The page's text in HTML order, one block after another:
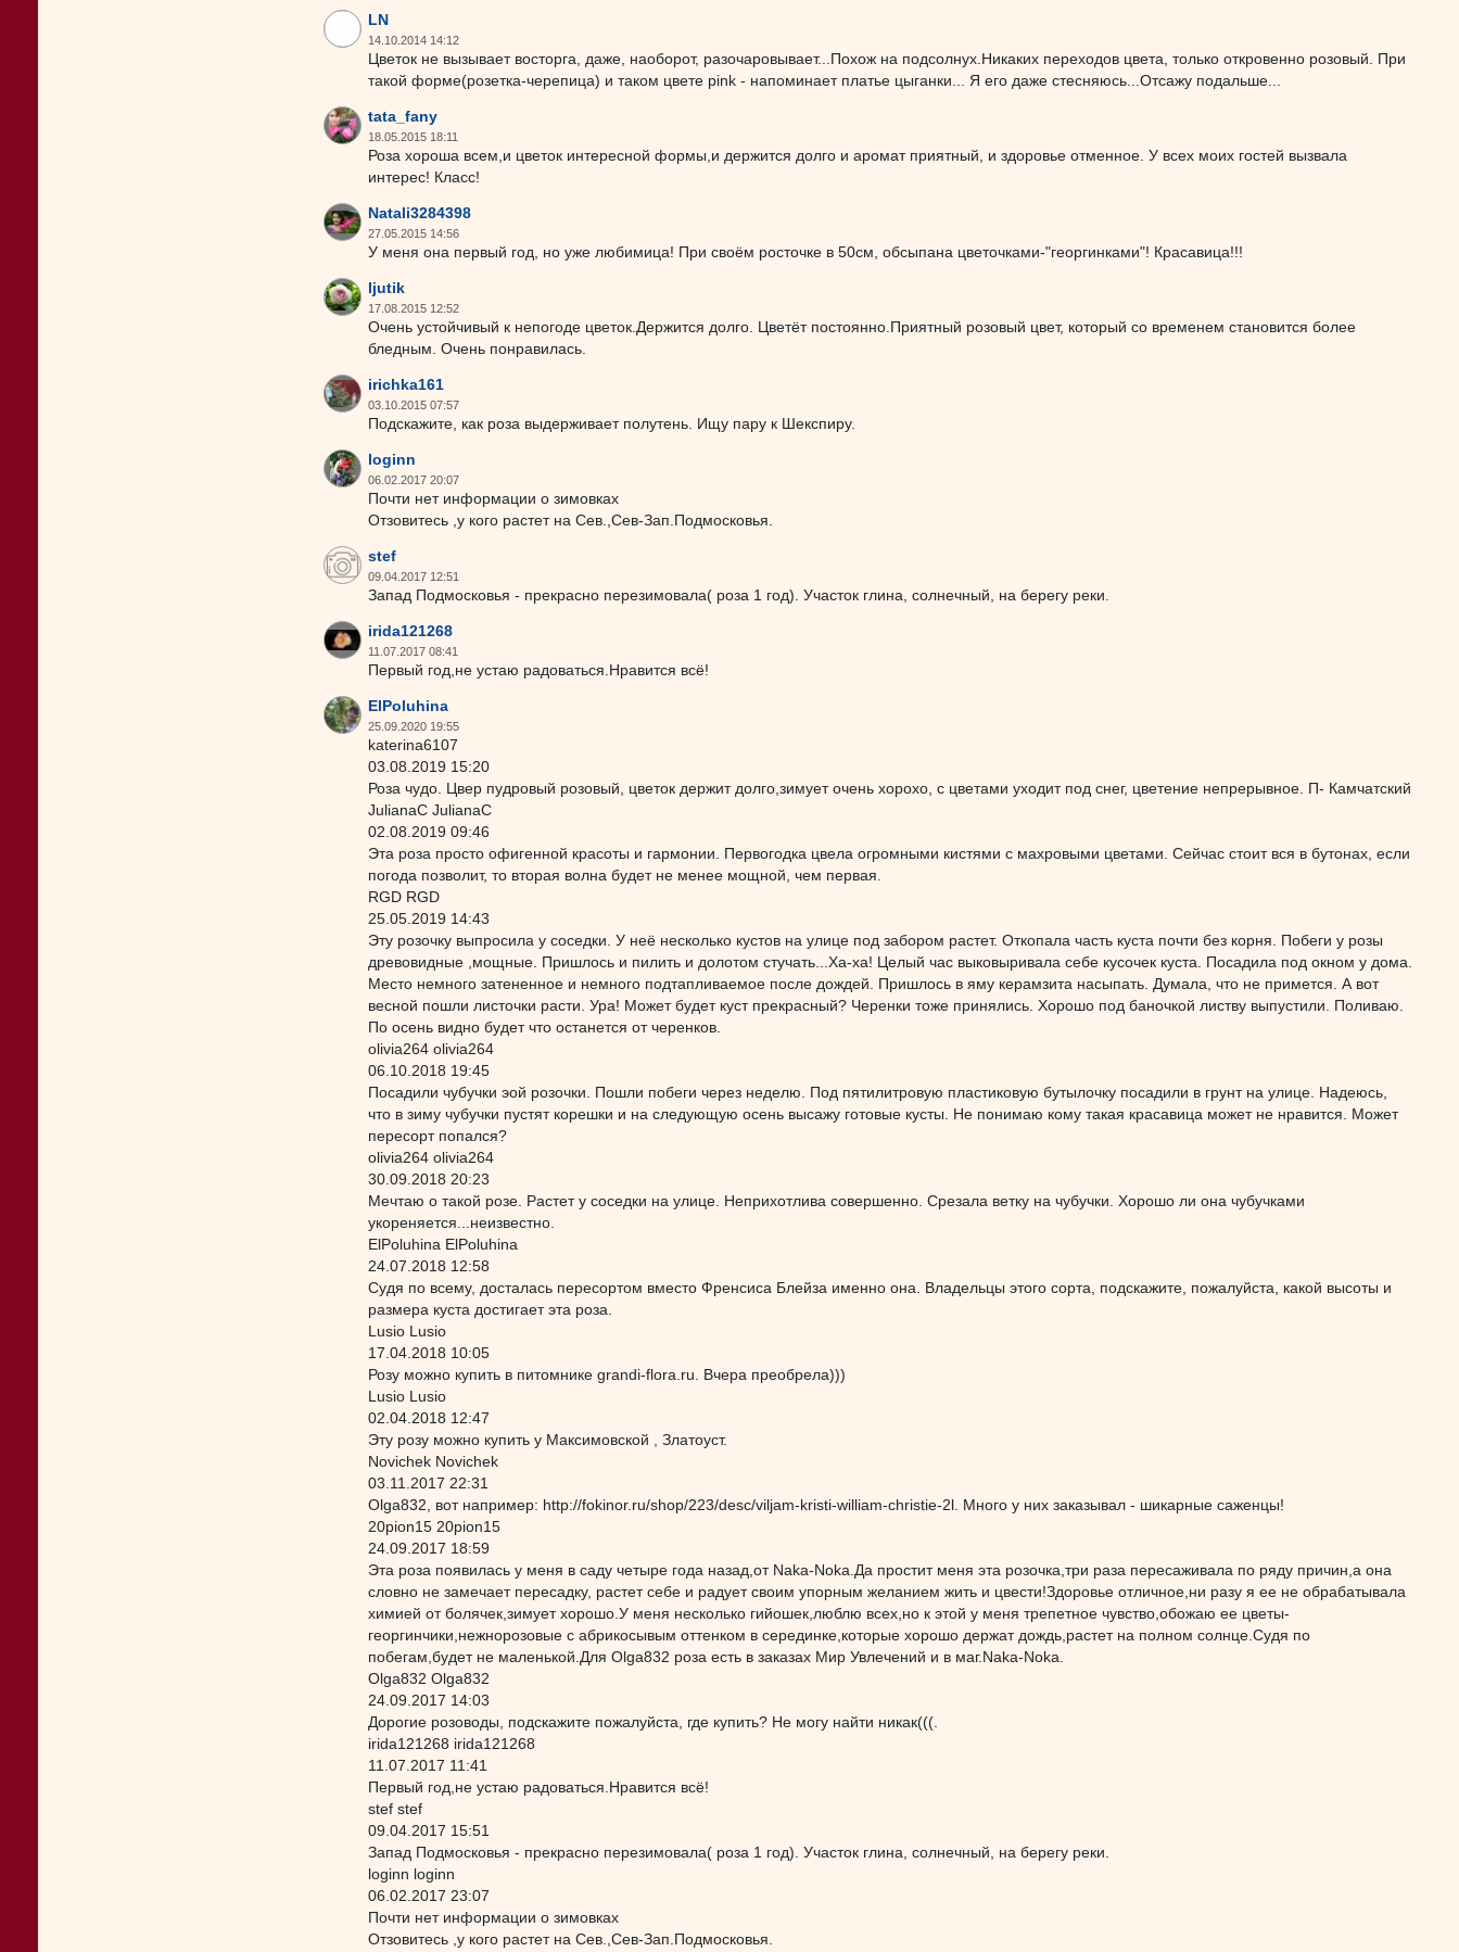
LN
14.10.2014 14:12
Цветок не вызывает восторга, даже, наоборот, разочаровывает...Похож на подсолнух.Никаких переходов цвета, только откровенно розовый. При
такой форме(розетка-черепица) и таком цвете pink - напоминает платье цыганки... Я его даже стесняюсь...Отсажу подальше...
tata_fany
18.05.2015 18:11
Роза хороша всем,и цветок интересной формы,и держится долго и аромат приятный, и здоровье отменное. У всех моих гостей вызвала
интерес! Класс!
Natali3284398
27.05.2015 14:56
У меня она первый год, но уже любимица! При своём росточке в 50см, обсыпана цветочками-"георгинками"! Красавица!!!
ljutik
17.08.2015 12:52
Очень устойчивый к непогоде цветок.Держится долго. Цветёт постоянно.Приятный розовый цвет, который со временем становится более
бледным. Очень понравилась.
irichka161
03.10.2015 07:57
Подскажите, как роза выдерживает полутень. Ищу пару к Шекспиру.
loginn
06.02.2017 20:07
Почти нет информации о зимовках
Отзовитесь ,у кого растет на Сев.,Сев-Зап.Подмосковья.
stef
09.04.2017 12:51
Запад Подмосковья - прекрасно перезимовала( роза 1 год). Участок глина, солнечный, на берегу реки.
irida121268
11.07.2017 08:41
Первый год,не устаю радоваться.Нравится всё!
ElPoluhina
25.09.2020 19:55
katerina6107
03.08.2019 15:20
Роза чудо. Цвер пудровый розовый, цветок держит долго,зимует очень хорохо, с цветами уходит под снег, цветение непрерывное. П- Камчатский
JulianaC JulianaC
02.08.2019 09:46
Эта роза просто офигенной красоты и гармонии. Первогодка цвела огромными кистями с махровыми цветами. Сейчас стоит вся в бутонах, если
погода позволит, то вторая волна будет не менее мощной, чем первая.
RGD RGD
25.05.2019 14:43
Эту розочку выпросила у соседки. У неё несколько кустов на улице под забором растет. Откопала часть куста почти без корня. Побеги у розы
древовидные ,мощные. Пришлось и пилить и долотом стучать...Ха-ха! Целый час выковыривала себе кусочек куста. Посадила под окном у дома.
Место немного затененное и немного подтапливаемое после дождей. Пришлось в яму керамзита насыпать. Думала, что не примется. А вот
весной пошли листочки расти. Ура! Может будет куст прекрасный? Черенки тоже принялись. Хорошо под баночкой листву выпустили. Поливаю.
По осень видно будет что останется от черенков.
olivia264 olivia264
06.10.2018 19:45
Посадили чубучки эой розочки. Пошли побеги через неделю. Под пятилитровую пластиковую бутылочку посадили в грунт на улице. Надеюсь,
что в зиму чубучки пустят корешки и на следующую осень высажу готовые кусты. Не понимаю кому такая красавица может не нравится. Может
пересорт попался?
olivia264 olivia264
30.09.2018 20:23
Мечтаю о такой розе. Растет у соседки на улице. Неприхотлива совершенно. Срезала ветку на чубучки. Хорошо ли она чубучками
укореняется...неизвестно.
ElPoluhina ElPoluhina
24.07.2018 12:58
Судя по всему, досталась пересортом вместо Френсиса Блейза именно она. Владельцы этого сорта, подскажите, пожалуйста, какой высоты и
размера куста достигает эта роза.
Lusio Lusio
17.04.2018 10:05
Розу можно купить в питомнике grandi-flora.ru. Вчера преобрела)))
Lusio Lusio
02.04.2018 12:47
Эту розу можно купить у Максимовской , Златоуст.
Novichek Novichek
03.11.2017 22:31
Olga832, вот например: http://fokinor.ru/shop/223/desc/viljam-kristi-william-christie-2l. Много у них заказывал - шикарные саженцы!
20pion15 20pion15
24.09.2017 18:59
Эта роза появилась у меня в саду четыре года назад,от Naka-Noka.Да простит меня эта розочка,три раза пересаживала по ряду причин,а она
словно не замечает пересадку, растет себе и радует своим упорным желанием жить и цвести!Здоровье отличное,ни разу я ее не обрабатывала
химией от болячек,зимует хорошо.У меня несколько гийошек,люблю всех,но к этой у меня трепетное чувство,обожаю ее цветы-
георгинчики,нежнорозовые с абрикосывым оттенком в серединке,которые хорошо держат дождь,растет на полном солнце.Судя по
побегам,будет не маленькой.Для Olga832 роза есть в заказах Мир Увлечений и в маг.Naka-Noka.
Olga832 Olga832
24.09.2017 14:03
Дорогие розоводы, подскажите пожалуйста, где купить? Не могу найти никак(((.
irida121268 irida121268
11.07.2017 11:41
Первый год,не устаю радоваться.Нравится всё!
stef stef
09.04.2017 15:51
Запад Подмосковья - прекрасно перезимовала( роза 1 год). Участок глина, солнечный, на берегу реки.
loginn loginn
06.02.2017 23:07
Почти нет информации о зимовках
Отзовитесь ,у кого растет на Сев.,Сев-Зап.Подмосковья.